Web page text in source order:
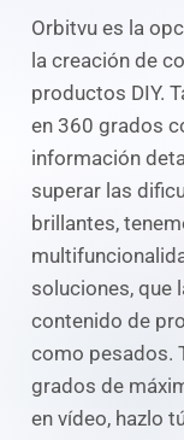
Orbitvu es la
la creación de
productos DIY.
en 360 grados
información
superar las
brillantes,
soluciones, que
contenido de
como pesados.
grados de
en vídeo, hazlo